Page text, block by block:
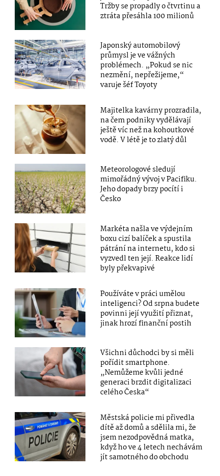
Tržby se propadly o čtvrtinu a
ztráta přesáhla 100 milionů
Japonský automobilový
průmysl je ve vážných
problémech. „Pokud se nic
nezmění, nepřežijeme,“
varuje šéf Toyoty
Majitelka kavárny prozradila,
na čem podniky vydělávají
ještě víc než na kohoutkové
vodě. V létě je to zlatý důl
Meteorologové sledují
mimořádný vývoj v Pacifiku.
Jeho dopady brzy pocítí i
Česko
Markéta našla ve výdejním
boxu cizí balíček a spustila
pátrání na internetu, kdo si
vyzvedl ten její. Reakce lidí
byly překvapivé
Používáte v práci umělou
inteligenci? Od srpna budete
povinni její využití přiznat,
jinak hrozí finanční postih
Všichni důchodci by si měli
pořídit smartphone.
„Nemůžeme kvůli jedné
generaci brzdit digitalizaci
celého Česka“
Městská policie mi přivedla
dítě až domů a sdělila mi, že
jsem nezodpovědná matka,
když ho ve 4 letech nechávám
jít samotného do obchodu